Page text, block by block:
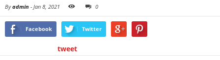
Byadmin - Jan 8, 2021 0
Facebook Twitter
tweet